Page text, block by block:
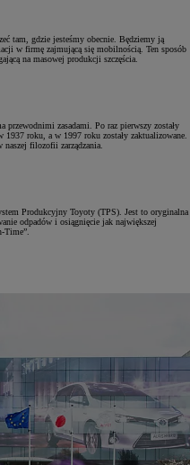
tam, gdzie jesteśmy obecnie. Będziemy ją
w firmę zajmującą się mobilnością. Ten sposób
na masowej produkcji szczęścia.
przewodnimi zasadami. Po raz pierwszy zostały
1937 roku, a w 1997 roku zostały zaktualizowane.
filozofii zarządzania.
Produkcyjny Toyoty (TPS). Jest to oryginalna
odpadów i osiągnięcie jak największej
Time”.